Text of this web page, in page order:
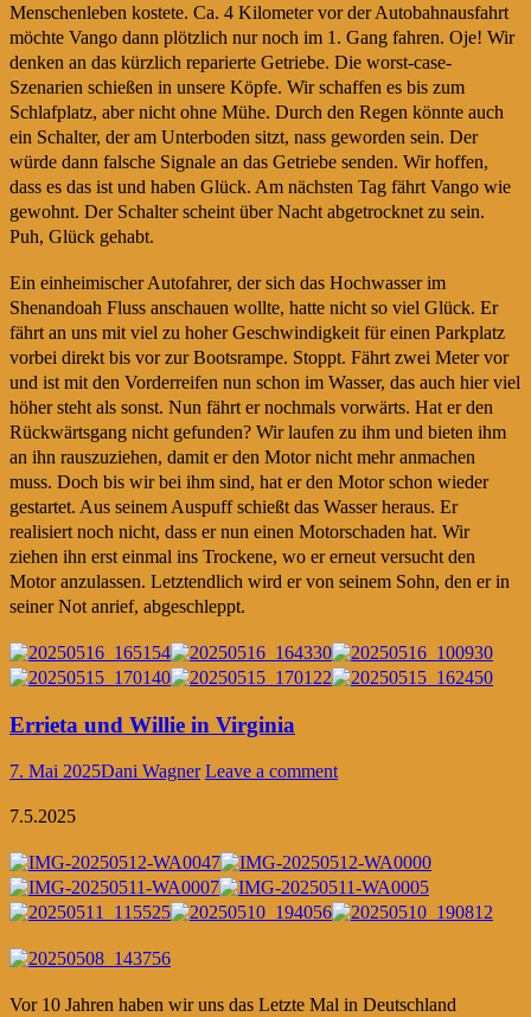
Menschenleben kostete. Ca. 4 Kilometer vor der Autobahnausfahrt
möchte Vango dann plötzlich nur noch im 1. Gang fahren. Oje! Wir
denken an das kürzlich reparierte Getriebe. Die worst-case-
Szenarien schießen in unsere Köpfe. Wir schaffen es bis zum
Schlafplatz, aber nicht ohne Mühe. Durch den Regen könnte auch
ein Schalter, der am Unterboden sitzt, nass geworden sein. Der
würde dann falsche Signale an das Getriebe senden. Wir hoffen,
dass es das ist und haben Glück. Am nächsten Tag fährt Vango wie
gewohnt. Der Schalter scheint über Nacht abgetrocknet zu sein.
Puh, Glück gehabt.
Ein einheimischer Autofahrer, der sich das Hochwasser im
Shenandoah Fluss anschauen wollte, hatte nicht so viel Glück. Er
fährt an uns mit viel zu hoher Geschwindigkeit für einen Parkplatz
vorbei direkt bis vor zur Bootsrampe. Stoppt. Fährt zwei Meter vor
und ist mit den Vorderreifen nun schon im Wasser, das auch hier viel
höher steht als sonst. Nun fährt er nochmals vorwärts. Hat er den
Rückwärtsgang nicht gefunden? Wir laufen zu ihm und bieten ihm
an ihn rauszuziehen, damit er den Motor nicht mehr anmachen
muss. Doch bis wir bei ihm sind, hat er den Motor schon wieder
gestartet. Aus seinem Auspuff schießt das Wasser heraus. Er
realisiert noch nicht, dass er nun einen Motorschaden hat. Wir
ziehen ihn erst einmal ins Trockene, wo er erneut versucht den
Motor anzulassen. Letztendlich wird er von seinem Sohn, den er in
seiner Not anrief, abgeschleppt.
Errieta und Willie in Virginia
7. Mai 2025Dani Wagner Leave a comment
7.5.2025
Vor 10 Jahren haben wir uns das Letzte Mal in Deutschland